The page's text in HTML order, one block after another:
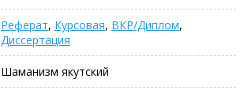
Реферат, Курсовая, ВКР/Диплом,
Диссертация
Шаманизм якутский